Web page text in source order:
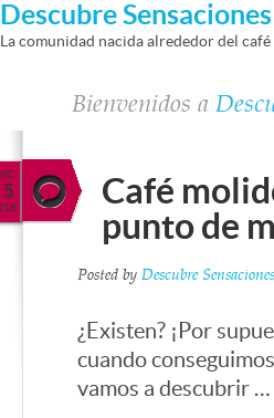
Descubre
La comunidad nacida alrededor del
Bienvenidos a
5
Café
punto de
Posted by Descubre Sensaciones
¿Existen? ¡Por
cuando
vamos a descubrir …